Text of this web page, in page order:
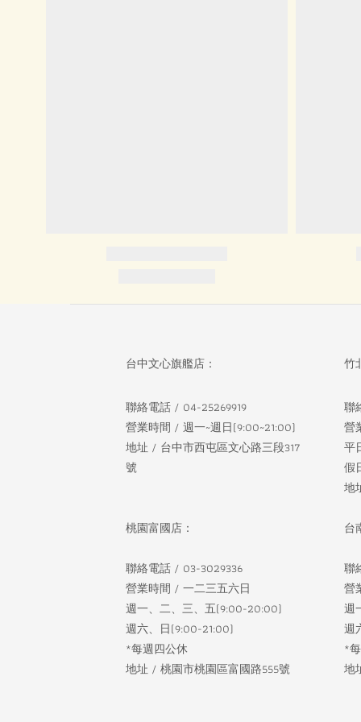
台中文心旗艦店：
聯絡電話 / 04-25269919
營業時間 / 週一~週日(9:00~21:00)
地址 / 台中市西屯區文心路三段317
號
桃園富國店：
聯絡電話 / 03-3029336
營業時間 / 一二三五六日
週一、二、三、五(9:00-20:00)
週六、日(9:00-21:00)
*每週四公休
地址 / 桃園市桃園區富國路555號
竹
聯
營
平
假
地
台
聯
營
週
週
*
地